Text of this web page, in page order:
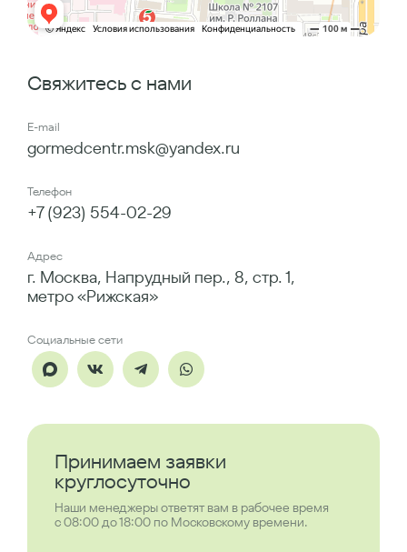
Свяжитесь с нами
E-mail
gormedcentr.msk@yandex.ru
Телефон
+7 (923) 554-02-29
Адрес
г. Москва, Напрудный пер., 8, стр. 1,
метро «Рижская»
Социальные сети
Принимаем заявки
круглосуточно
Наши менеджеры ответят вам в рабочее время
с 08:00 до 18:00 по Московскому времени.